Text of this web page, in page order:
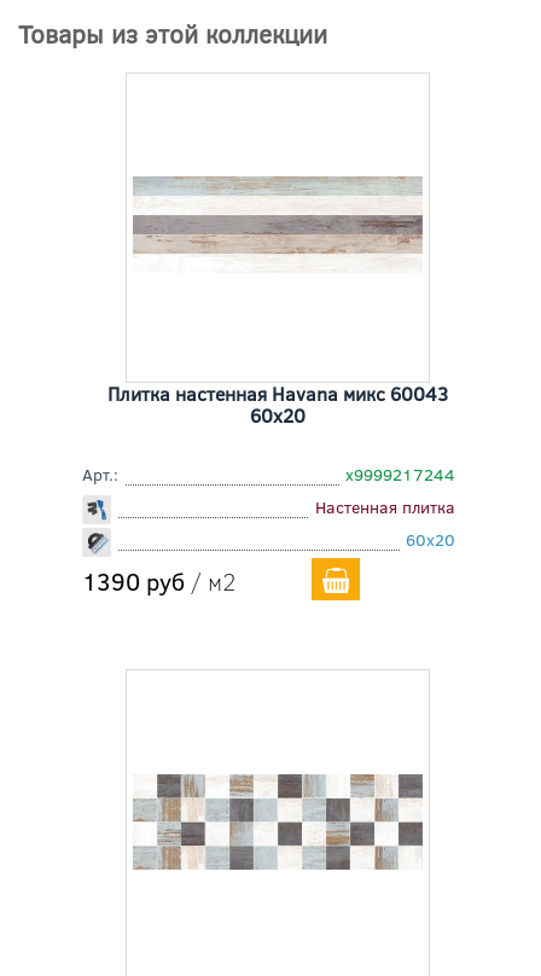
Товары из этой коллекции
Плитка настенная Havana микс 60043
60x20
Арт.:
х9999217244
Настенная плитка
60x20
1390 руб / м2